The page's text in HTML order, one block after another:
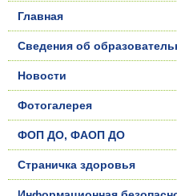
Главная
Сведения об
Новости
Фотогалерея
ФОП ДО, ФАОП ДО
Страничка здоровья